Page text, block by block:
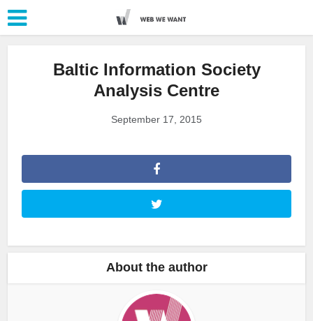
Baltic Information Society
Analysis Centre
September 17, 2015
About the author